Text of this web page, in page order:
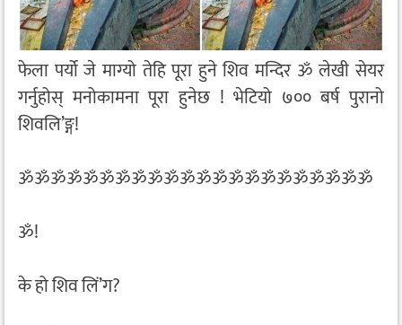
फेला पर्यो जे माग्यो तेहि पूरा हुने शिव मन्दिर ॐ लेखी सेयर
गर्नुहोस् मनोकामना पूरा हुनेछ ! भेटियो ७०० बर्ष पुरानो
शिवलि’ङ्ग!
ॐॐॐॐॐॐॐॐॐॐॐॐॐॐॐॐॐॐॐॐॐॐ
ॐ!
के हो शिव लिं’ग?